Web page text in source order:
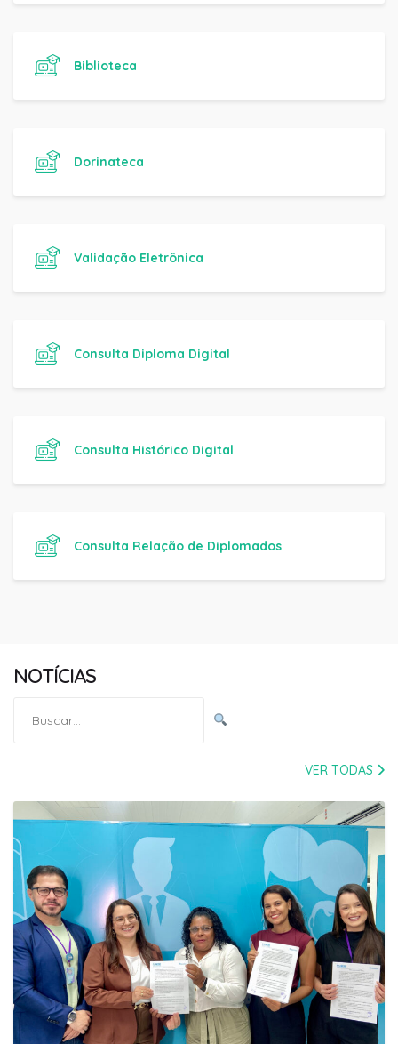
Biblioteca
Dorinateca
Validação Eletrônica
Consulta Diploma Digital
Consulta Histórico Digital
Consulta Relação de Diplomados
NOTÍCIAS
por:
VER TODAS